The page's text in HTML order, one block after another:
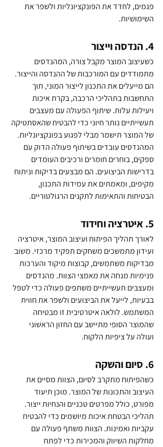
פגמים, לחדד את הפונקציונליות ולשפר את
השימושיות.
4. הנדסה וייצור
כשעיצוב המוצר מקבל צורה, המהנדסים
מתמודדים עם המורכבות של ההנדסה והייצור.
הם מייעלים את התכנון לייצור המוני, תוך
התחשבות בתהליכי הרכבה, בקרת איכות
ויעילות עלות. שיתוף הפעולה עם מעצבים
תעשייתיים נותר חיוני כדי להבטיח שהאסתטיקה
של המוצר תישמר מבלי לפגוע בפונקציונליות.
המהנדסים עובדים בשיתוף פעולה הדוק עם
ספקים, בוחרים חומרים ורכיבים העומדים
בדרישות הביצועים. הם מבצעים בדיקות וניתוח
מקיפים, ומאמתים את עמידות התכנון,
הבטיחות והתאימות לתקנים הרגולטוריים.
5. איטרציה וחידוד
לאורך תהליך הפיתוח ועיצוב המוצר, איטרציה
ועידון מתמשכים משחקים תפקיד מרכזי. משוב
מבדיקות משתמשים, קבוצות מיקוד והערכות
פנימיות מנחה את מאמצי הצוות. מהנדסים
ומעצבים תעשייתיים משתפים פעולה כדי לטפל
בבעיות, לייעל את הביצועים ולשפר את חווית
המשתמש. לולאה איטרטיבית זו מבטיחה
שהמוצר הסופי מתיישב עם החזון הראשוני
ועולה על ציפיות הלקוח.
6. סיום והשקה
כשהפיתוח מתקרב לסיום, הצוות מסיים את
העיצוב והתכונות של המוצר. מוכן תיעוד
מפורט, כולל מפרטים טכניים והנחיות ייצור.
תהליכי הבטחת איכות מיושמים כדי להבטיח
עקביות ואמינות. הצוות משתף פעולה עם
מחלקות השיווק והמכירות כדי לפתח